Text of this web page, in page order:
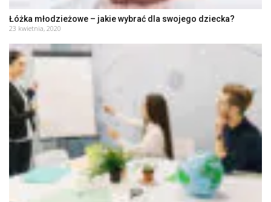
Łóżka młodzieżowe – jakie wybrać dla swojego dziecka?
23 kwietnia, 2020